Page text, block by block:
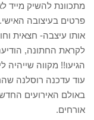
מתכוונת להשיק מייד
פרטים בעיצובה
אותו עיצבה- חצאית
לקראת החתונה,
הגיעו!! מקווה שייהיה
עוד עדכנה רוסלנה
באולם האירועים
אורחים.